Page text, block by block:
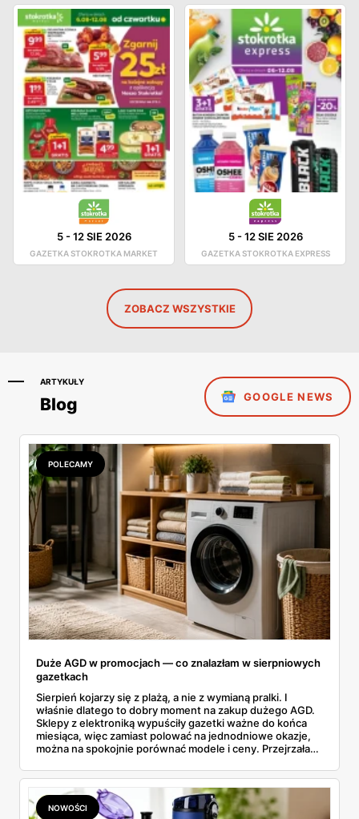
5-12 SIE 2026
GAZETKA STOKROTKA MARKET
5-12 SIE 2026
GAZETKA STOKROTKA EXPRESS
ZOBACZ WSZYSTKIE
ARTYKUŁY
Blog GOOGLE NEWS
POLECAMY
Duże AGD w promocjach — co znalazłam w sierpniowych
gazetkach
Sierpień kojarzy się z plażą, a nie z wymianą pralki. I
właśnie dlatego to dobry moment na zakup dużego AGD.
Sklepy z elektroniką wypuściły gazetki ważne do końca
miesiąca, więc zamiast polować na jednodniowe okazje,
można na spokojnie porównać modele i ceny. Przejrzałam
znalazłam, z cenami i terminami.
NOWOŚCI